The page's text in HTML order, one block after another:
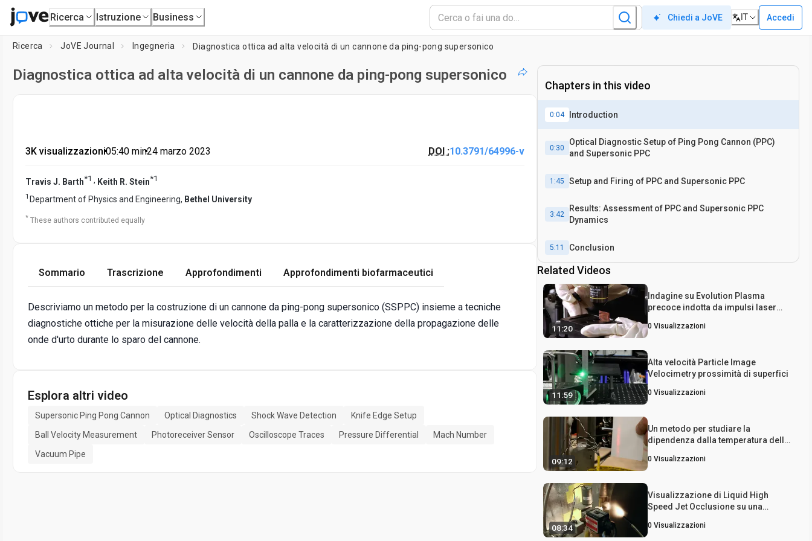
Ricerca Istruzione Business Chiedi a JoVE IT Accedi
Ricerca JoVE Journal Ingegneria Diagnostica ottica ad alta velocità di un cannone da ping-pong supersonico
Diagnostica ottica ad alta velocità di un cannone da ping-pong supersonico
3K visualizzazioni•05:40 min•24 marzo 2023 DOI :10.3791/64996-v
Travis J. Barth*1 , Keith R. Stein*1
1 Department of Physics and Engineering, Bethel University
* These authors contributed equally
Sommario Trascrizione Approfondimenti Approfondimenti biofarmaceutici
Descriviamo un metodo per la costruzione di un cannone da ping-pong supersonico (SSPPC) insieme a tecniche
diagnostiche ottiche per la misurazione delle velocità della palla e la caratterizzazione della propagazione delle
onde d'urto durante lo sparo del cannone.
Esplora altri video
Supersonic Ping Pong Cannon Optical Diagnostics Shock Wave Detection
Knife Edge Setup
Ball Velocity Measurement
Photoreceiver Sensor Oscilloscope Traces Pressure Differential
Mach Number
Vacuum Pipe
Chapters in this video
0:04 Introduction
0:30
Optical Diagnostic Setup of Ping Pong Cannon (PPC)
and Supersonic PPC
1:45 Setup and Firing of PPC and Supersonic PPC
3:42
Results: Assessment of PPC and Supersonic PPC
Dynamics
5:11 Conclusion
Related Videos
11:20
Indagine su Evolution Plasma
precoce indotta da impulsi laser
0 Visualizzazioni
11:59
Alta velocità Particle Image
Velocimetry prossimità di superfici
0 Visualizzazioni
09:12
Un metodo per studiare la
dipendenza dalla temperatura della
0 Visualizzazioni
08:34
Visualizzazione di Liquid High
Speed ​​Jet Occlusione su una
0 Visualizzazioni